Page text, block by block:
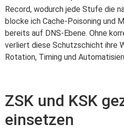
Record, wodurch jede Stufe die
blocke ich Cache-Poisoning und
bereits auf DNS-Ebene. Ohne
verliert diese Schutzschicht ihre
Rotation, Timing und
ZSK und KSK
einsetzen